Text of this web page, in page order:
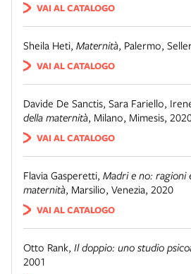
VAI AL CATALOGO
Sheila Heti, Maternità, Palermo,
VAI AL CATALOGO
Davide De Sanctis, Sara Fariello,
della maternità, Milano, Mimesis,
VAI AL CATALOGO
Flavia Gasperetti, Madri e no: ragioni
maternità, Marsilio, Venezia, 2020
VAI AL CATALOGO
Otto Rank, Il doppio: uno studio
2001